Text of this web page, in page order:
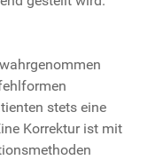
stets eine
Korrektur ist mit